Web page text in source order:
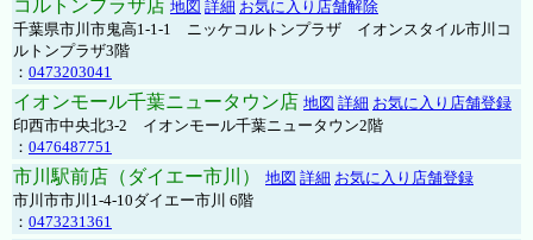
コルトンプラザ店 地図 詳細 お気に入り店舗解除
千葉県市川市鬼高1-1-1 ニッケコルトンプラザ イオンスタイル市川コ
ルトンプラザ3階
： 0473203041
イオンモール千葉ニュータウン店 地図 詳細 お気に入り店舗登録
印西市中央北3-2 イオンモール千葉ニュータウン2階
： 0476487751
市川駅前店（ダイエー市川） 地図 詳細 お気に入り店舗登録
市川市市川1-4-10ダイエー市川 6階
： 0473231361